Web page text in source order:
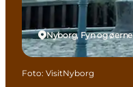
Nyborg, Fyn og øerne
Foto: VisitNyborg